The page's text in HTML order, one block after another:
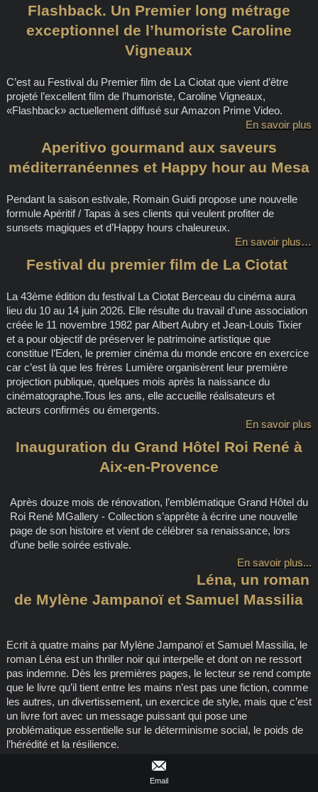
Flashback. Un Premier long métrage
exceptionnel de l’humoriste Caroline
Vigneaux
C’est au Festival du Premier film de La Ciotat que vient d’être
projeté l’excellent film de l’humoriste, Caroline Vigneaux,
«Flashback» actuellement diffusé sur Amazon Prime Video.
En savoir plus
Aperitivo gourmand aux saveurs
méditerranéennes et Happy hour au Mesa
Pendant la saison estivale, Romain Guidi propose une nouvelle
formule Apéritif / Tapas à ses clients qui veulent profiter de
sunsets magiques et d’Happy hours chaleureux.
En savoir plus…
Festival du premier film de La Ciotat
La 43ème édition du festival La Ciotat Berceau du cinéma aura
lieu du 10 au 14 juin 2026. Elle résulte du travail d’une association
créée le 11 novembre 1982 par Albert Aubry et Jean-Louis Tixier
et a pour objectif de préserver le patrimoine artistique que
constitue l’Eden, le premier cinéma du monde encore en exercice
car c’est là que les frères Lumière organisèrent leur première
projection publique, quelques mois après la naissance du
cinématographe.Tous les ans, elle accueille réalisateurs et
acteurs confirmés ou émergents.
En savoir plus
Inauguration du Grand Hôtel Roi René à
Aix-en-Provence
Après douze mois de rénovation, l’emblématique Grand Hôtel du
Roi René MGallery - Collection s’apprête à écrire une nouvelle
page de son histoire et vient de célébrer sa renaissance, lors
d’une belle soirée estivale.
En savoir plus...
Léna, un roman
de Mylène Jampanoï et Samuel Massilia
Ecrit à quatre mains par Mylène Jampanoï et Samuel Massilia, le
roman Léna est un thriller noir qui interpelle et dont on ne ressort
pas indemne. Dès les premières pages, le lecteur se rend compte
que le livre qu’il tient entre les mains n’est pas une fiction, comme
les autres, un divertissement, un exercice de style, mais que c’est
un livre fort avec un message puissant qui pose une
problématique essentielle sur le déterminisme social, le poids de
l’hérédité et la résilience.
Email